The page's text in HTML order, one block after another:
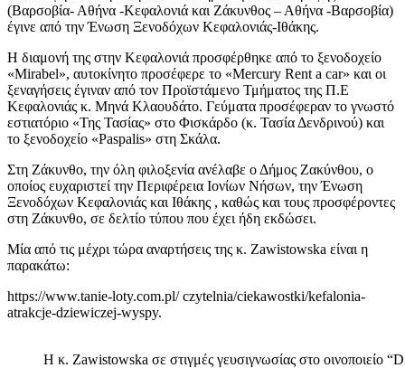
(Βαρσοβία- Αθήνα -Κεφαλονιά και Ζάκυνθος – Αθήνα -Βαρσοβία)
έγινε από την Ένωση Ξενοδόχων Κεφαλονιάς-Ιθάκης.
Η διαμονή της στην Κεφαλονιά προσφέρθηκε από το ξενοδοχείο
«Mirabel», αυτοκίνητο προσέφερε το «Mercury Rent a car» και οι
ξεναγήσεις έγιναν από τον Προϊστάμενο Τμήματος της Π.Ε
Κεφαλονιάς κ. Μηνά Κλαουδάτο. Γεύματα προσέφεραν το γνωστό
εστιατόριο «Της Τασίας» στο Φισκάρδο (κ. Τασία Δενδρινού) και
το ξενοδοχείο «Paspalis» στη Σκάλα.
Στη Ζάκυνθο, την όλη φιλοξενία ανέλαβε ο Δήμος Ζακύνθου, ο
οποίος ευχαριστεί την Περιφέρεια Ιονίων Νήσων, την Ένωση
Ξενοδόχων Κεφαλονιάς και Ιθάκης , καθώς και τους προσφέροντες
στη Ζάκυνθο, σε δελτίο τύπου που έχει ήδη εκδώσει.
Μία από τις μέχρι τώρα αναρτήσεις της κ. Zawistowska είναι η
παρακάτω:
https://www.tanie-loty.com.pl/ czytelnia/ciekawostki/kefalonia-
atrakcje-dziewiczej-wyspy.
Η κ. Zawistowska σε στιγμές γευσιγνωσίας στο οινοποιείο